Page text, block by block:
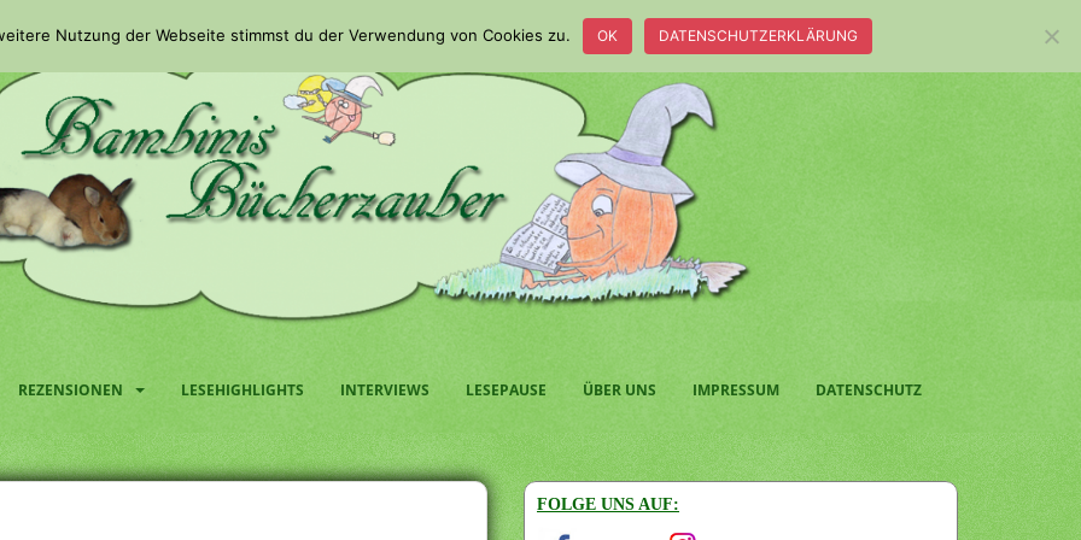
REZENSIONEN LESEHIGHLIGHTS INTERVIEWS LESEPAUSE ÜBER UNS IMPRESSUM DATENSCHUTZ
FOLGE UNS AUF:
Nutzung der Webseite stimmst du der Verwendung von Cookies zu. OK DATENSCHUTZERKLÄRUNG